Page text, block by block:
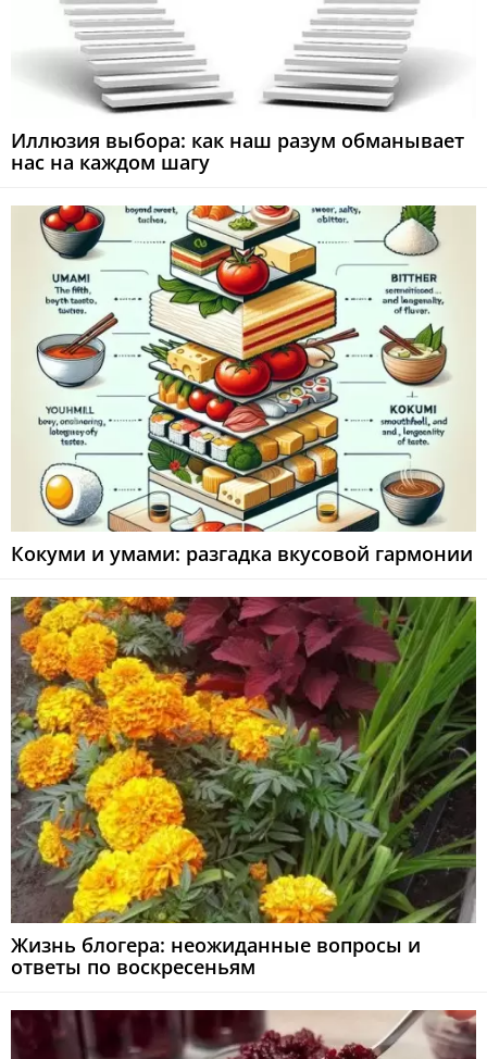
Иллюзия выбора: как наш разум обманывает
нас на каждом шагу
Кокуми и умами: разгадка вкусовой гармонии
Жизнь блогера: неожиданные вопросы и
ответы по воскресеньям